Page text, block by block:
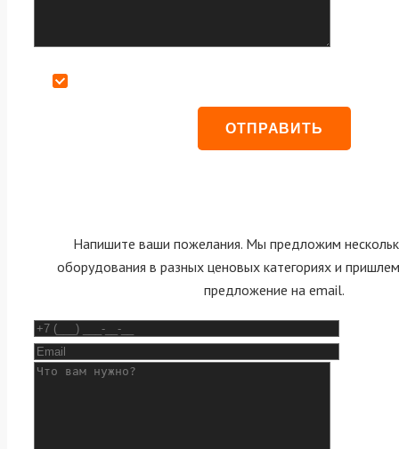
Напишите ваши пожелания. Мы предложим
оборудования в разных ценовых категориях и
предложение на email.